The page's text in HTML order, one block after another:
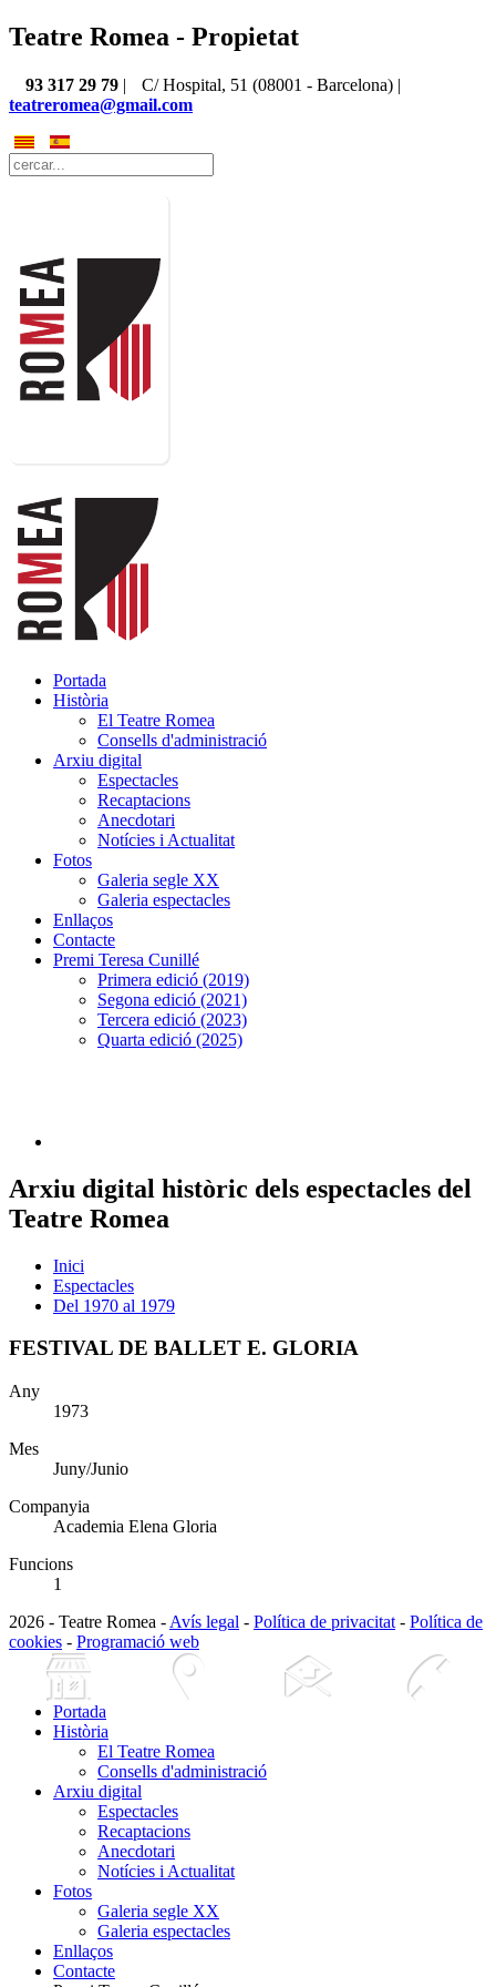
Teatre Romea - Propietat
93 317 29 79 |
C/ Hospital, 51 (08001 - Barcelona) |
teatreromea@gmail.com
Portada
Història
El Teatre Romea
Consells d'administració
Arxiu digital
Espectacles
Recaptacions
Anecdotari
Notícies i Actualitat
Fotos
Galeria segle XX
Galeria espectacles
Enllaços
Contacte
Premi Teresa Cunillé
Primera edició (2019)
Segona edició (2021)
Tercera edició (2023)
Quarta edició (2025)
Arxiu digital històric dels espectacles del
Teatre Romea
Inici
Espectacles
Del 1970 al 1979
FESTIVAL DE BALLET E. GLORIA
Any
1973
Mes
Juny/Junio
Companyia
Academia Elena Gloria
Funcions
1
2026 - Teatre Romea - Avís legal - Política de privacitat - Política de
cookies - Programació web
Portada
Història
El Teatre Romea
Consells d'administració
Arxiu digital
Espectacles
Recaptacions
Anecdotari
Notícies i Actualitat
Fotos
Galeria segle XX
Galeria espectacles
Enllaços
Contacte